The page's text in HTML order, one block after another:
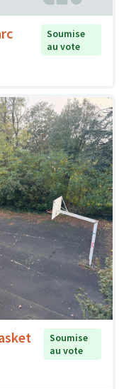
Soumise
au vote
Soumise
au vote